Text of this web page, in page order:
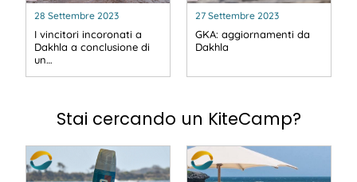
28 Settembre 2023
I vincitori incoronati a
Dakhla a conclusione di
un…
27 Settembre 2023
GKA: aggiornamenti da
Dakhla
Stai cercando un KiteCamp?